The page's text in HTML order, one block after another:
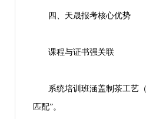
四、天晟报考核心优势
课程与证书强关联
系统培训班涵盖制茶工艺
匹配”‌。